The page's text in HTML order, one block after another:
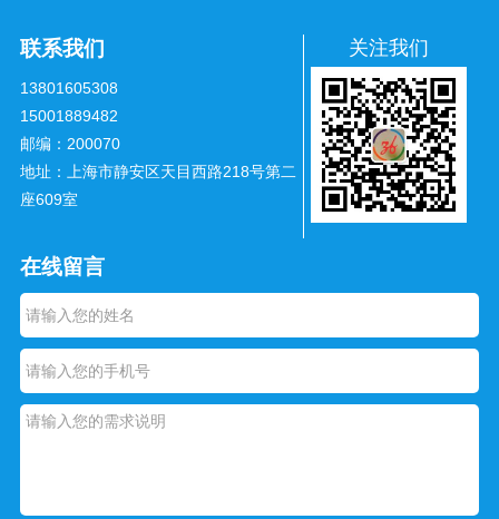
联系我们
13801605308
15001889482
邮编：200070
地址：上海市静安区天目西路218号第二
座609室
关注我们
在线留言